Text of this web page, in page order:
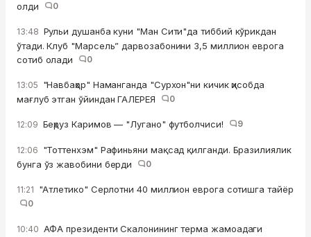
олди
0
13:48 Рульи душанба куни "Ман Сити"да тиббий кўрикдан
ўтади. Клуб "Марсель” дарвозабонини 3,5 миллион еврога
сотиб олади
0
13:05 "Навбаҳор" Наманганда "Сурхон"ни кичик ҳисобда
мағлуб этган ўйиндан ГАЛЕРЕЯ
0
12:09 Беҳруз Каримов — "Лугано" футболчиси! 9
12:06 "Тоттенхэм" Рафиньяни мақсад қилганди. Бразилиялик
бунга ўз жавобини берди
0
11:21 "Атлетико" Серлотни 40 миллион еврога сотишга тайёр
0
10:40 АФА президенти Скалонининг терма жамоадаги